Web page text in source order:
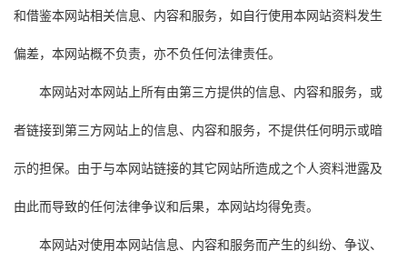
和借鉴本网站相关信息、内容和服务，如自行使用本网站资料发生
偏差，本网站概不负责，亦不负任何法律责任。
本网站对本网站上所有由第三方提供的信息、内容和服务，或
者链接到第三方网站上的信息、内容和服务，不提供任何明示或暗
示的担保。由于与本网站链接的其它网站所造成之个人资料泄露及
由此而导致的任何法律争议和后果，本网站均得免责。
本网站对使用本网站信息、内容和服务而产生的纠纷、争议、